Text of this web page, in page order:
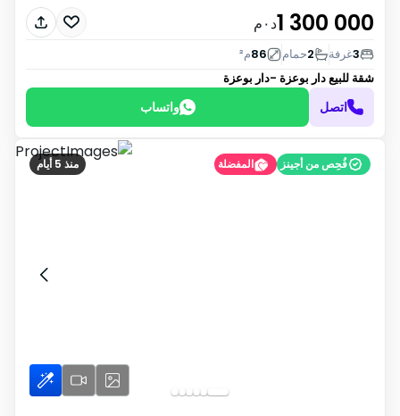
1 300 000د٠م
3غرفة 2حمام 86م²
شقة للبيعدار بوعزة -دار بوعزة
اتصل واتساب
منذ 5 أيام فُحِص من أجينز المفضلة